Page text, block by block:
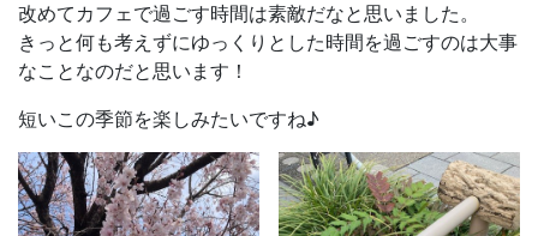
改めてカフェで過ごす時間は素敵だなと思いました。
きっと何も考えずにゆっくりとした時間を過ごすのは大事
なことなのだと思います！
短いこの季節を楽しみたいですね♪